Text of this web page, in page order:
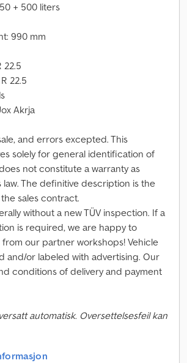
+ 500 liters
990 mm
22.5
22.5
Akrja
and errors excepted. This
solely for general identification of
not constitute a warranty as
The definitive description is the
sales contract.
without a new TÜV inspection. If a
is required, we are happy to
our partner workshops! Vehicle
and/or labeled with advertising. Our
conditions of delivery and payment
automatisk. Oversettelsesfeil kan